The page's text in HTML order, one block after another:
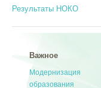
Результаты НОКО
Важное
Модернизация
образования